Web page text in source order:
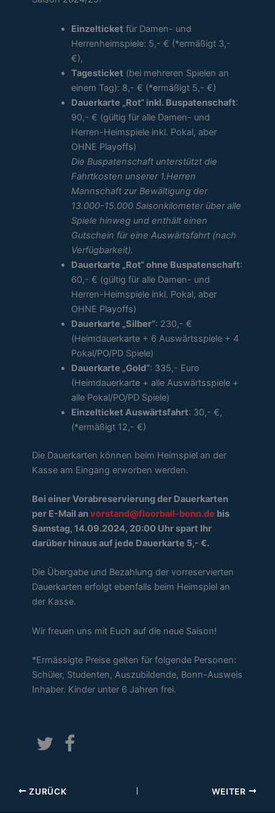
Einzelticket für Damen- und
Herrenheimspiele: 5,- € (*ermäßigt 3,-
€),
Tagesticket (bei mehreren Spielen an
einem Tag): 8,- € (*ermäßigt 5,- €)
Dauerkarte „Rot“ inkl. Buspatenschaft:
90,- € (gültig für alle Damen- und
Herren-Heimspiele inkl. Pokal, aber
OHNE Playoffs)
Die Buspatenschaft unterstützt die
Fahrtkosten unserer 1.Herren
Mannschaft zur Bewältigung der
13.000-15.000 Saisonkilometer über alle
Spiele hinweg und enthält einen
Gutschein für eine Auswärtsfahrt (nach
Verfügbarkeit).
Dauerkarte „Rot“ ohne Buspatenschaft:
60,- € (gültig für alle Damen- und
Herren-Heimspiele inkl. Pokal, aber
OHNE Playoffs)
Dauerkarte „Silber“: 230,- €
(Heimdauerkarte + 6 Auswärtsspiele + 4
Pokal/PO/PD Spiele)
Dauerkarte „Gold“: 335,- Euro
(Heimdauerkarte + alle Auswärtsspiele +
alle Pokal/PO/PD Spiele)
Einzelticket Auswärtsfahrt: 30,- €,
(*ermäßigt 12,- €)
Die Dauerkarten können beim Heimspiel an der
Kasse am Eingang erworben werden.
Bei einer Vorabreservierung der Dauerkarten
per E-Mail anvorstand@floorball-bonn.de bis
Samstag, 14.09.2024, 20:00 Uhr spart Ihr
darüber hinaus auf jede Dauerkarte 5,- €.
Die Übergabe und Bezahlung der vorreservierten
Dauerkarten erfolgt ebenfalls beim Heimspiel an
der Kasse.
Wir freuen uns mit Euch auf die neue Saison!
*Ermässigte Preise gelten für folgende Personen:
Schüler, Studenten, Auszubildende, Bonn-Ausweis
Inhaber. Kinder unter 6 Jahren frei.
ZURÜCK WEITER